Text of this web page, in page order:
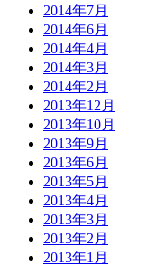
2014年7月
2014年6月
2014年4月
2014年3月
2014年2月
2013年12月
2013年10月
2013年9月
2013年6月
2013年5月
2013年4月
2013年3月
2013年2月
2013年1月